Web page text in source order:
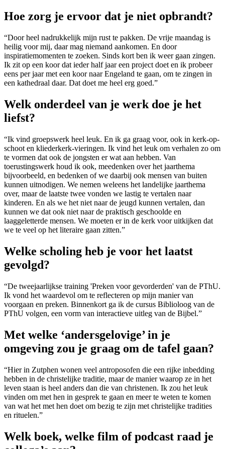
Hoe zorg je ervoor dat je niet opbrandt?
“Door heel nadrukkelijk mijn rust te pakken. De vrije maandag is
heilig voor mij, daar mag niemand aankomen. En door
inspiratiemomenten te zoeken. Sinds kort ben ik weer gaan zingen.
Ik zit op een koor dat ieder half jaar een project doet en ik probeer
eens per jaar met een koor naar Engeland te gaan, om te zingen in
een kathedraal daar. Dat doet me heel erg goed.”
Welk onderdeel van je werk doe je het
liefst?
“Ik vind groepswerk heel leuk. En ik ga graag voor, ook in kerk-op-
schoot en kliederkerk-vieringen. Ik vind het leuk om verhalen zo om
te vormen dat ook de jongsten er wat aan hebben. Van
toerustingswerk houd ik ook, meedenken over het jaarthema
bijvoorbeeld, en bedenken of we daarbij ook mensen van buiten
kunnen uitnodigen. We nemen weleens het landelijke jaarthema
over, maar de laatste twee vonden we lastig te vertalen naar
kinderen. En als we het niet naar de jeugd kunnen vertalen, dan
kunnen we dat ook niet naar de praktisch geschoolde en
laaggeletterde mensen. We moeten er in de kerk voor uitkijken dat
we te veel op het literaire gaan zitten.”
Welke scholing heb je voor het laatst
gevolgd?
“De tweejaarlijkse training 'Preken voor gevorderden' van de PThU.
Ik vond het waardevol om te reflecteren op mijn manier van
voorgaan en preken. Binnenkort ga ik de cursus Biblioloog van de
PThU volgen, een vorm van interactieve uitleg van de Bijbel.”
Met welke ‘andersgelovige’ in je
omgeving zou je graag om de tafel gaan?
“Hier in Zutphen wonen veel antroposofen die een rijke inbedding
hebben in de christelijke traditie, maar de manier waarop ze in het
leven staan is heel anders dan die van christenen. Ik zou het leuk
vinden om met hen in gesprek te gaan en meer te weten te komen
van wat het met hen doet om bezig te zijn met christelijke tradities
en rituelen.”
Welk boek, welke film of podcast raad je